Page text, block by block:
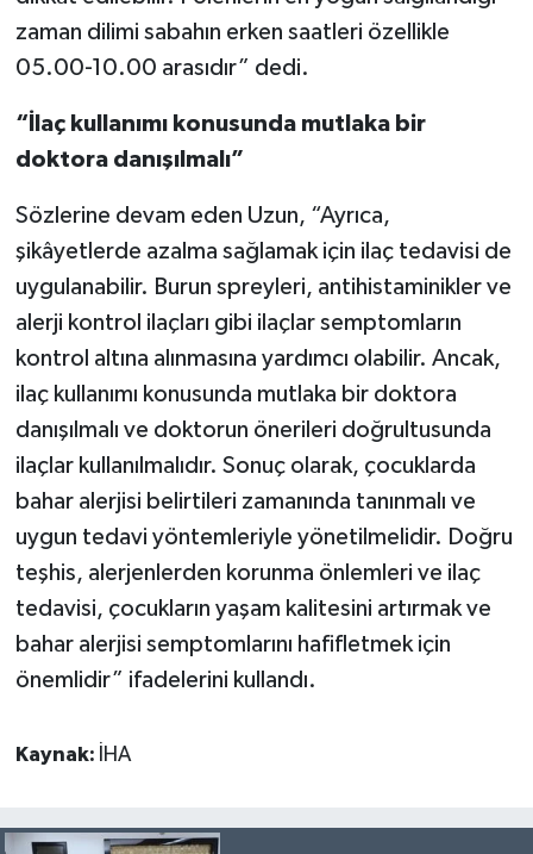
zaman dilimi sabahın erken saatleri özellikle
05.00-10.00 arasıdır” dedi.
“İlaç kullanımı konusunda mutlaka bir
doktora danışılmalı”
Sözlerine devam eden Uzun, “Ayrıca,
şikâyetlerde azalma sağlamak için ilaç tedavisi de
uygulanabilir. Burun spreyleri, antihistaminikler ve
alerji kontrol ilaçları gibi ilaçlar semptomların
kontrol altına alınmasına yardımcı olabilir. Ancak,
ilaç kullanımı konusunda mutlaka bir doktora
danışılmalı ve doktorun önerileri doğrultusunda
ilaçlar kullanılmalıdır. Sonuç olarak, çocuklarda
bahar alerjisi belirtileri zamanında tanınmalı ve
uygun tedavi yöntemleriyle yönetilmelidir. Doğru
teşhis, alerjenlerden korunma önlemleri ve ilaç
tedavisi, çocukların yaşam kalitesini artırmak ve
bahar alerjisi semptomlarını hafifletmek için
önemlidir” ifadelerini kullandı.
Kaynak: İHA